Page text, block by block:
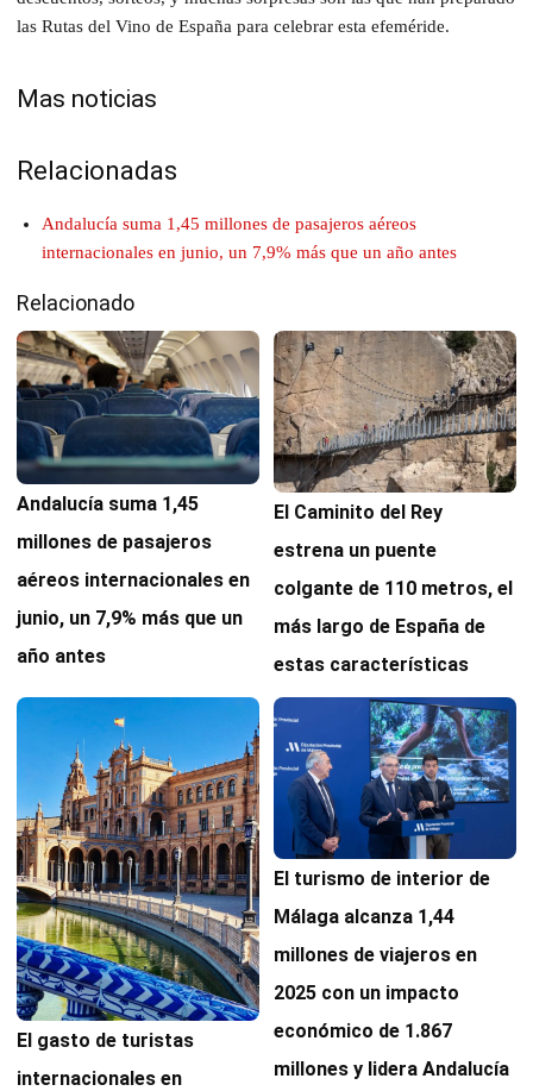
las Rutas del Vino de España para celebrar esta efeméride.
Mas noticias
Relacionadas
Andalucía suma 1,45 millones de pasajeros aéreos
internacionales en junio, un 7,9% más que un año antes
Relacionado
Andalucía suma 1,45
millones de pasajeros
aéreos internacionales en
junio, un 7,9% más que un
año antes
El Caminito del Rey
estrena un puente
colgante de 110 metros, el
más largo de España de
estas características
El gasto de turistas
internacionales en
El turismo de interior de
Málaga alcanza 1,44
millones de viajeros en
2025 con un impacto
económico de 1.867
millones y lidera Andalucía